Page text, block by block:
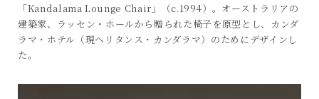
「Kandalama Lounge Chair」（c.1994）。オーストラリアの
建築家、ラッセン・ホールから贈られた椅子を原型とし、カンダ
ラマ・ホテル（現ヘリタンス・カンダラマ）のためにデザインし
た。